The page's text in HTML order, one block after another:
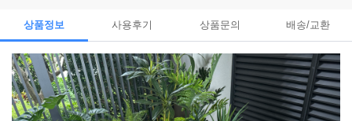
상품정보 사용후기 상품문의 배송/교환